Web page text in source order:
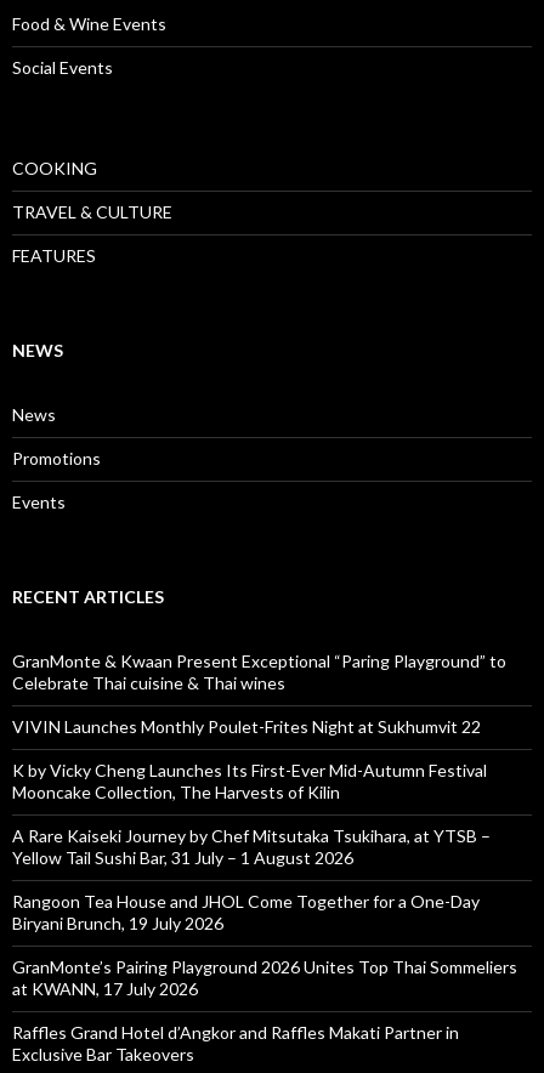
Food & Wine Events
Social Events
COOKING
TRAVEL & CULTURE
FEATURES
NEWS
News
Promotions
Events
RECENT ARTICLES
GranMonte & Kwaan Present Exceptional “Paring Playground” to
Celebrate Thai cuisine & Thai wines
VIVIN Launches Monthly Poulet-Frites Night at Sukhumvit 22
K by Vicky Cheng Launches Its First-Ever Mid-Autumn Festival
Mooncake Collection, The Harvests of Kilin
A Rare Kaiseki Journey by Chef Mitsutaka Tsukihara, at YTSB –
Yellow Tail Sushi Bar, 31 July – 1 August 2026
Rangoon Tea House and JHOL Come Together for a One-Day
Biryani Brunch, 19 July 2026
GranMonte’s Pairing Playground 2026 Unites Top Thai Sommeliers
at KWANN, 17 July 2026
Raffles Grand Hotel d’Angkor and Raffles Makati Partner in
Exclusive Bar Takeovers